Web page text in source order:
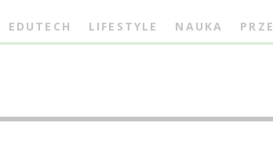
EDUTECH LIFESTYLE NAUKA